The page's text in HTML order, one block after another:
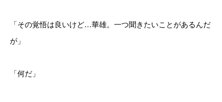
「その覚悟は良いけど…華雄。一つ聞きたいことがあるんだ
が」
「何だ」